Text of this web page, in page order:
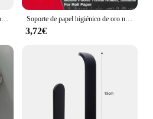
Soporte de papel higiénico de oro negro, soporte de pared para baño, soporte de papel multifunción para teléfono, estante, rollo de toalla, accesorios
3,72€